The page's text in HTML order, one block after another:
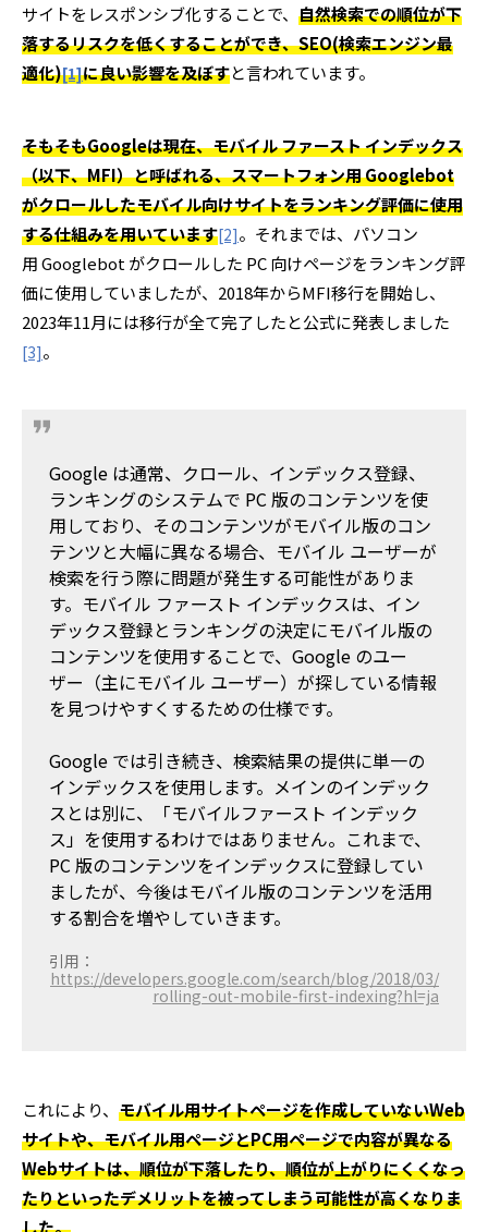
サイトをレスポンシブ化することで、 自然検索での順位が下
落するリスクを低くすることができ、SEO(検索エンジン最
適化)[1]に良い影響を及ぼすと言われています。
そもそもGoogleは現在、モバイル ファースト インデックス
（以下、MFI）と呼ばれる、スマートフォン用 Googlebot
がクロールしたモバイル向けサイトをランキング評価に使用
する仕組みを用いています[2]。それまでは、パソコン
用 Googlebot がクロールした PC 向けページをランキング評
価に使用していましたが、2018年からMFI移行を開始し、
2023年11月には移行が全て完了したと公式に発表しました
[3]。
Google は通常、クロール、インデックス登録、
ランキングのシステムで PC 版のコンテンツを使
用しており、そのコンテンツがモバイル版のコン
テンツと大幅に異なる場合、モバイル ユーザーが
検索を行う際に問題が発生する可能性がありま
す。モバイル ファースト インデックスは、イン
デックス登録とランキングの決定にモバイル版の
コンテンツを使用することで、Google のユー
ザー（主にモバイル ユーザー）が探している情報
を見つけやすくするための仕様です。
Google では引き続き、検索結果の提供に単一の
インデックスを使用します。メインのインデック
スとは別に、「モバイルファースト インデック
ス」を使用するわけではありません。これまで、
PC 版のコンテンツをインデックスに登録してい
ましたが、今後はモバイル版のコンテンツを活用
する割合を増やしていきます。
引用：
https://developers.google.com/search/blog/2018/03/
rolling-out-mobile-first-indexing?hl=ja
これにより、 モバイル用サイトページを作成していないWeb
サイトや、モバイル用ページとPC用ページで内容が異なる
Webサイトは、順位が下落したり、順位が上がりにくくなっ
たりといったデメリットを被ってしまう可能性が高くなりま
した。